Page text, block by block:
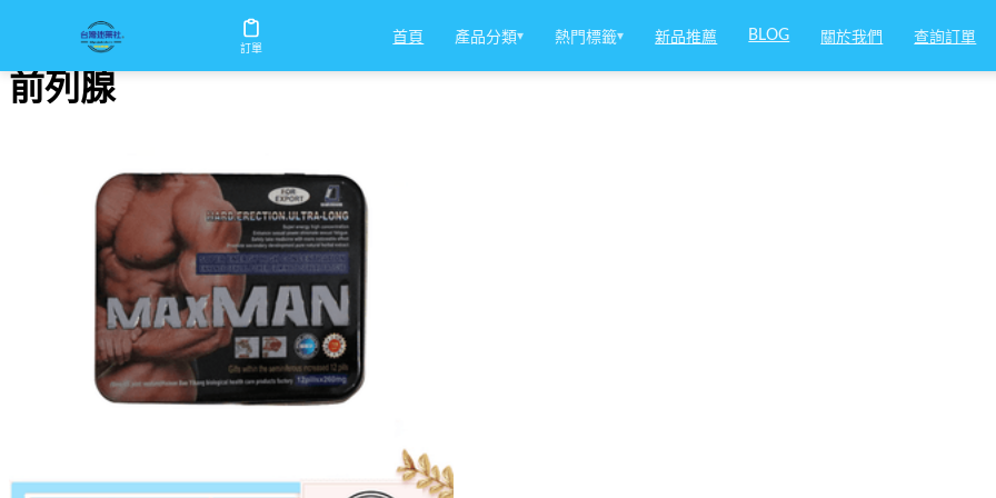
訂單
首頁 產品分類▾ 熱門標籤▾ 新品推薦 BLOG 關於我們 查詢訂單
前列腺
前列腺